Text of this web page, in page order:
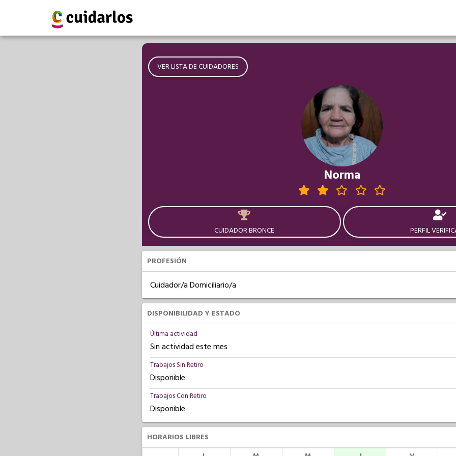
VER LISTA DE CUIDADORES
Norma
CUIDADOR BRONCE PERFIL
PROFESIÓN
Cuidador/a Domiciliario/a
DISPONIBILIDAD Y ESTADO
Última actividad
Sin actividad este mes
Trabajos Sin Retiro
Disponible
Trabajos Con Retiro
Disponible
HORARIOS LIBRES